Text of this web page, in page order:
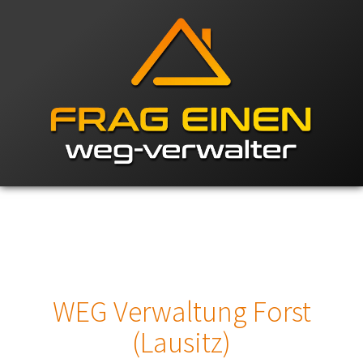
WEG Verwaltung Forst
(Lausitz)